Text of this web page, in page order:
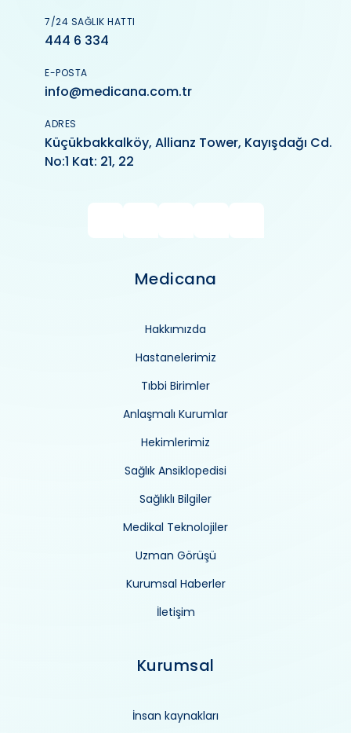
7/24 SAĞLIK HATTI
444 6 334
E-POSTA
info@medicana.com.tr
ADRES
Küçükbakkalköy, Allianz Tower, Kayışdağı Cd.
No:1 Kat: 21, 22
Medicana
Hakkımızda
Hastanelerimiz
Tıbbi Birimler
Anlaşmalı Kurumlar
Hekimlerimiz
Sağlık Ansiklopedisi
Sağlıklı Bilgiler
Medikal Teknolojiler
Uzman Görüşü
Kurumsal Haberler
İletişim
Kurumsal
İnsan kaynakları